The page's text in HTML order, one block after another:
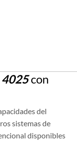
con
del
sistemas de
disponibles